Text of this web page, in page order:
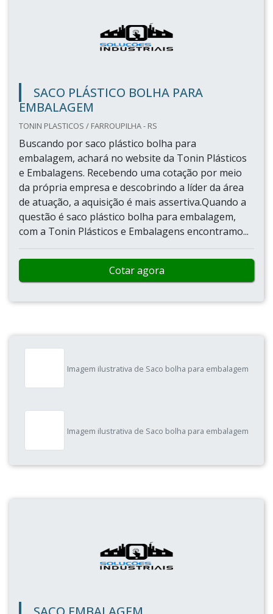
SACO PLÁSTICO BOLHA PARA
EMBALAGEM
TONIN PLASTICOS / FARROUPILHA - RS
Buscando por saco plástico bolha para
embalagem, achará no website da Tonin Plásticos
e Embalagens. Recebendo uma cotação por meio
da própria empresa e descobrindo a líder da área
de atuação, a aquisição é mais assertiva.Quando a
questão é saco plástico bolha para embalagem,
com a Tonin Plásticos e Embalagens encontramo...
Cotar agora